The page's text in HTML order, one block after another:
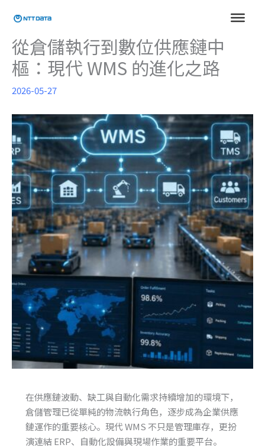
從倉儲執行到數位供應鏈中
樞：現代 WMS 的進化之路
2026-05-27
在供應鏈波動、缺工與自動化需求持續增加的環境下，
倉儲管理已從單純的物流執行角色，逐步成為企業供應
鏈運作的重要核心。現代 WMS 不只是管理庫存，更扮
演連結 ERP、自動化設備與現場作業的重要平台。